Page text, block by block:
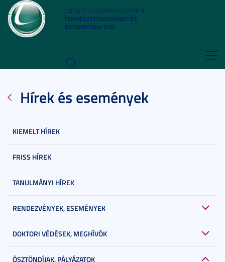
SZEGEDI TUDOMÁNYEGYETEM
TERMÉSZETTUDOMÁNYI ÉS
INFORMATIKAI KAR
Hírek és események
KIEMELT HÍREK
FRISS HÍREK
TANULMÁNYI HÍREK
RENDEZVÉNYEK, ESEMÉNYEK
DOKTORI VÉDÉSEK, MEGHÍVÓK
ÖSZTÖNDÍJAK, PÁLYÁZATOK